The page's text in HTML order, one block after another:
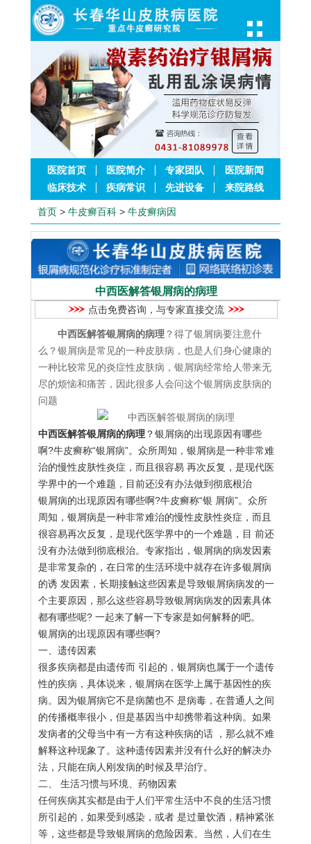
医院首页 医院简介 专家团队
医院新闻
临床技术
疾病常识 先进设备 来院路线
首页 > 牛皮癣百科 > 牛皮癣病因
中西医解答银屑病的病理
点击免费咨询，与专家直接交流
中西医解答银屑病的病理 ？得了银屑病要注意什
么？银屑病是常见的一种皮肤病，也是人们身心健康的
一种比较常见的炎症性皮肤病，银屑病经常给人带来无
尽的烦恼和痛苦，因此很多人会问这个银屑病皮肤病的
问题
中西医解答银屑病的病理 ？银屑病的出现原因有哪些
啊?牛皮癣称“银屑病”。众所周知，银屑病是一种非常难
治的慢性皮肤性炎症，而且很容易 再次反复，是现代医
学界中的一个难题，目前还没有办法做到彻底根治
银屑病的出现原因有哪些啊?牛皮癣称“银 屑病”。众所
周知，银屑病是一种非常难治的慢性皮肤性炎症，而且
很容易再次反复，是现代医学界中的一个难题，目 前还
没有办法做到彻底根治。专家指出，银屑病的病发因素
是非常复杂的，在日常的生活环境中就存在许多银屑病
的诱 发因素，长期接触这些因素是导致银屑病病发的一
个主要原因，那么这些容易导致银屑病病发的因素具体
都有哪些呢? 一起来了解一下专家是如何解释的吧。
银屑病的出现原因有哪些啊?
一、遗传因素
很多疾病都是由遗传而 引起的，银屑病也属于一个遗传
性的疾病，具体说来，银屑病在医学上属于基因性的疾
病。因为银屑病它不是病菌也不 是病毒，在普通人之间
的传播概率很小，但是基因当中却携带着这种病。如果
发病者的父母当中有一方有这种疾病的话 ，那么就不难
解释这种现象了。这种遗传因素并没有什么好的解决办
法，只能在病人刚发病的时候及早治疗。
二、 生活习惯与环境、药物因素
任何疾病其实都是由于人们平常生活中不良的生活习惯
所引起的，如果受到感染，或者 是过量饮酒，精神紧张
等，这些都是导致银屑病的危险因素。当然，人们在生